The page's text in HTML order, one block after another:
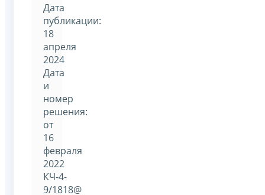
Дата
публикации:
18
апреля
2024
Дата
и
номер
решения:
от
16
февраля
2022
КЧ-4-
9/1818@